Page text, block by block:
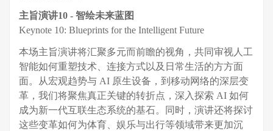
主旨演讲10 - 智绘未来蓝图
Keynote 10: Blueprints for the Intelligent Future
本场主旨演讲将汇聚多元而前瞻的视角，共同审视人工
智能如何重塑技术、连接方式以及日常生活的方方面
面。从宏观趋势与 AI 原生设备，到移动网络的深层变
革，我们将聚焦真正关键的转折点，深入探索 AI 如何
成为新一代互联生态系统的基石。同时，演讲还将探讨
这些变革如何为体育、娱乐与出行等领域带来更加沉